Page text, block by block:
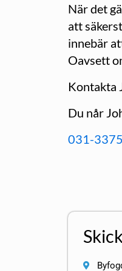
När det
att
innebär
Oavsett
Kontakta
Du når
031-